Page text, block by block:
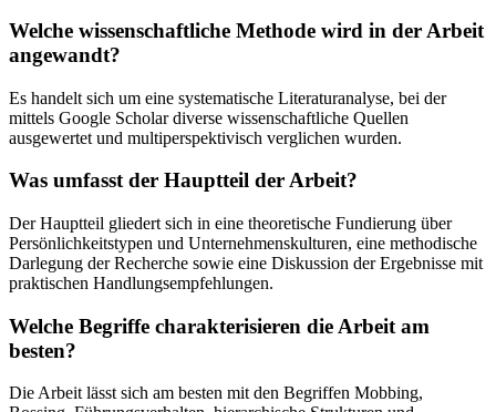
Welche wissenschaftliche Methode wird in der Arbeit
angewandt?
Es handelt sich um eine systematische Literaturanalyse, bei der
mittels Google Scholar diverse wissenschaftliche Quellen
ausgewertet und multiperspektivisch verglichen wurden.
Was umfasst der Hauptteil der Arbeit?
Der Hauptteil gliedert sich in eine theoretische Fundierung über
Persönlichkeitstypen und Unternehmenskulturen, eine methodische
Darlegung der Recherche sowie eine Diskussion der Ergebnisse mit
praktischen Handlungsempfehlungen.
Welche Begriffe charakterisieren die Arbeit am
besten?
Die Arbeit lässt sich am besten mit den Begriffen Mobbing,